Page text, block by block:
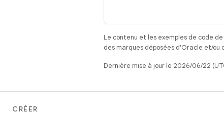
Le contenu et les exemples de code
des marques déposées d'Oracle et/ou
Dernière mise à jour le 2026/06/22
CRÉER